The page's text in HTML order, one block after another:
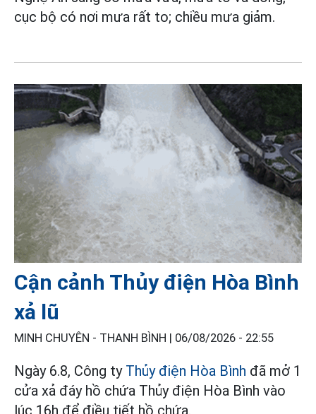
cục bộ có nơi mưa rất to; chiều mưa giảm.
Cận cảnh Thủy điện Hòa Bình
xả lũ
MINH CHUYÊN - THANH BÌNH | 06/08/2026 - 22:55
Ngày 6.8, Công ty Thủy điện Hòa Bình đã mở 1
cửa xả đáy hồ chứa Thủy điện Hòa Bình vào